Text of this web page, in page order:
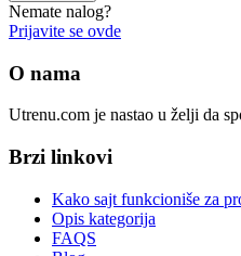
Nemate nalog?
Prijavite se ovde
O nama
Utrenu.com je nastao u želji da
Brzi linkovi
Kako sajt funkcioniše za
Opis kategorija
FAQS